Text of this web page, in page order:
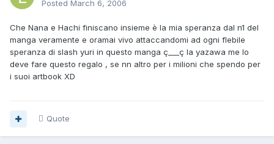
Posted March 6, 2006
Che Nana e Hachi finiscano insieme è la mia speranza dal n1 del
manga veramente e oramai vivo attaccandomi ad ogni flebile
speranza di slash yuri in questo manga ç___ç la yazawa me lo
deve fare questo regalo , se nn altro per i milioni che spendo per
i suoi artbook XD
Quote